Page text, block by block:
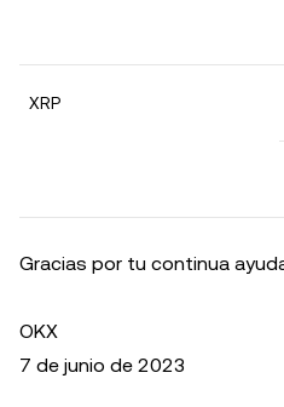
XRP
Gracias por tu continua
OKX
7 de junio de 2023